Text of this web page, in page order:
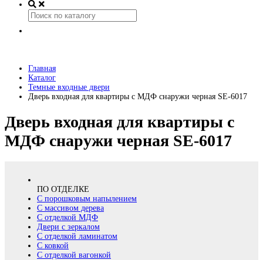
Главная
Каталог
Темные входные двери
Дверь входная для квартиры с МДФ снаружи черная SE-6017
Дверь входная для квартиры с
МДФ снаружи черная SE-6017
ПО ОТДЕЛКЕ
С порошковым напылением
С массивом дерева
С отделкой МДФ
Двери с зеркалом
С отделкой ламинатом
С ковкой
С отделкой вагонкой